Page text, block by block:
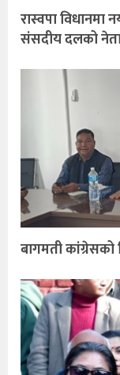
रास्वपा विधानमा
संसदीय दलको
बागमती कांग्रेसको